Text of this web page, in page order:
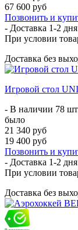
67 600 руб
Позвонить и
- Доставка 1-2 дня
При условии
Доставка без
Игровой стол
- В наличии 78
было
21 340 руб
19 400 руб
Позвонить и
- Доставка 1-2 дня
При условии
Доставка без